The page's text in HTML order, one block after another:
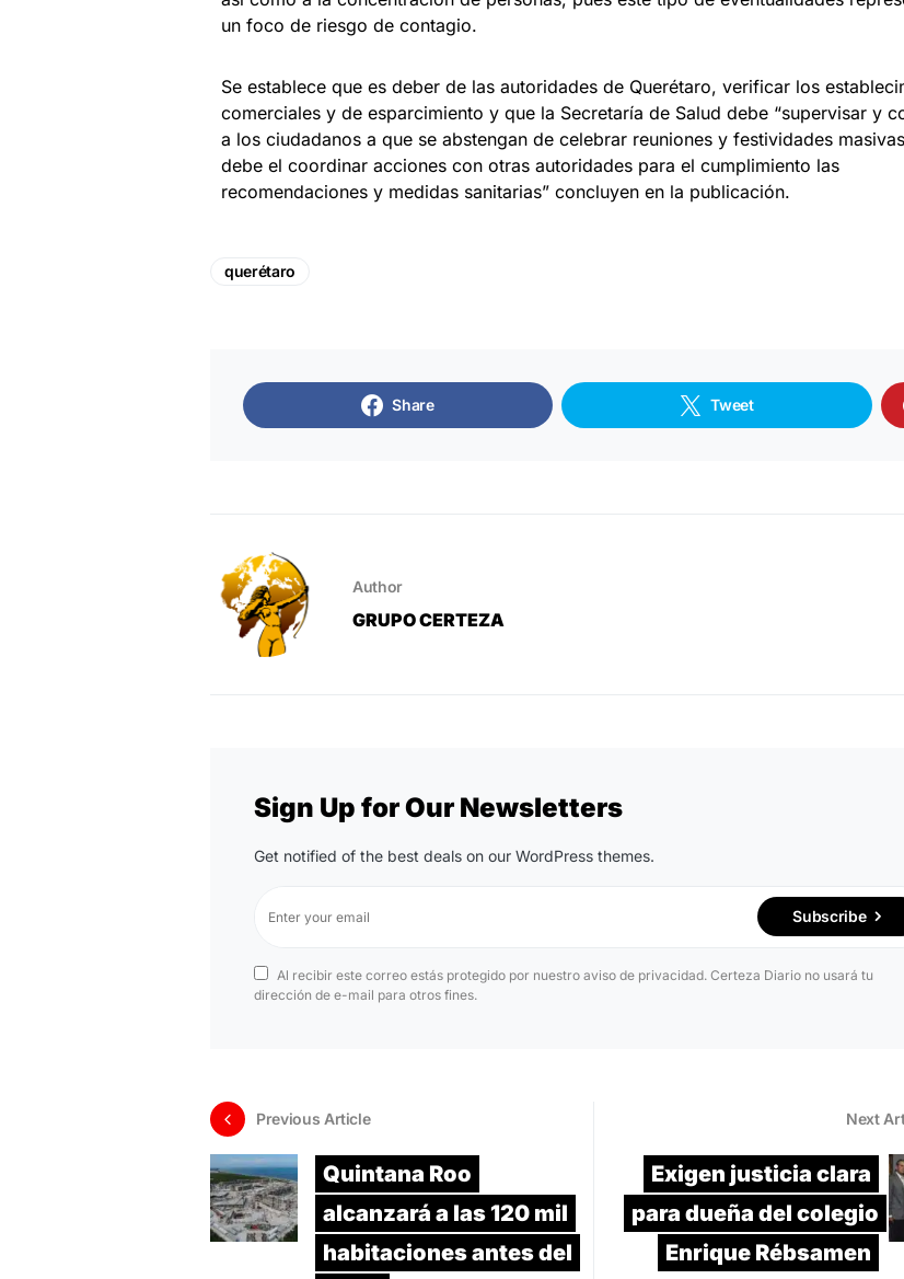
un foco de riesgo de contagio.
Se establece que es deber de las autoridades de Querétaro, verificar los
comerciales y de esparcimiento y que la Secretaría de Salud debe “supervisar y
a los ciudadanos a que se abstengan de celebrar reuniones y festividades
debe el coordinar acciones con otras autoridades para el cumplimiento las
recomendaciones y medidas sanitarias” concluyen en la publicación.
querétaro
Share Tweet
Author
GRUPO CERTEZA
Sign Up for Our Newsletters
Get notified of the best deals on our WordPress themes.
Subscribe
Al recibir este correo estás protegido por nuestro aviso de privacidad. Certeza Diario no usará tu
dirección de e-mail para otros fines.
Previous Article
Quintana Roo
alcanzará a las 120 mil
habitaciones antes del
Next
Exigen justicia clara
para dueña del colegio
Enrique Rébsamen